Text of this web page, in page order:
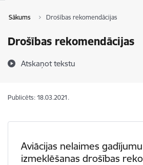
Sākums Drošības rekomendācijas
Drošības rekomendācijas
Atskaņot tekstu
Publicēts: 18.03.2021.
Aviācijas nelaimes
izmeklēšanas drošības